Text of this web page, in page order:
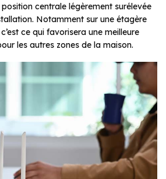
position centrale légèrement surélevée
Notamment sur une étagère
ce qui favorisera une meilleure
les autres zones de la maison.